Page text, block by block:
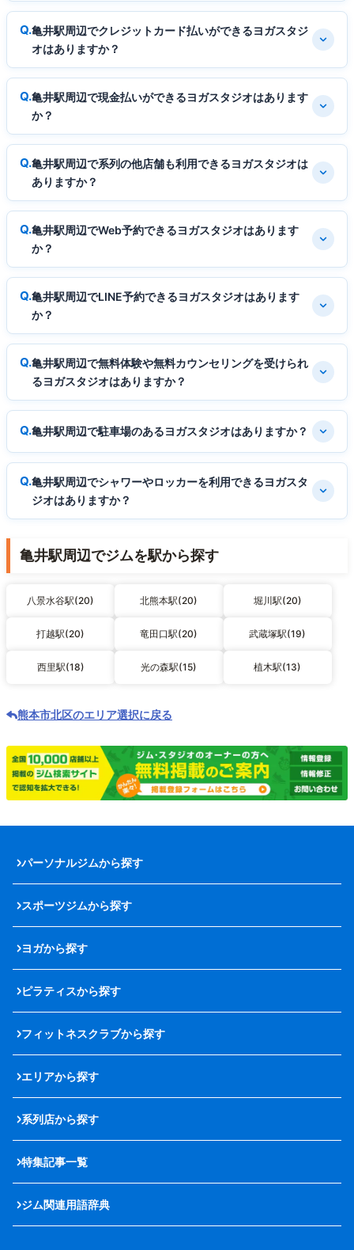
亀井駅周辺でクレジットカード払いができるヨガスタジ
オはありますか？
亀井駅周辺で現金払いができるヨガスタジオはあります
か？
亀井駅周辺で系列の他店舗も利用できるヨガスタジオは
ありますか？
亀井駅周辺でWeb予約できるヨガスタジオはあります
か？
亀井駅周辺でLINE予約できるヨガスタジオはあります
か？
亀井駅周辺で無料体験や無料カウンセリングを受けられ
るヨガスタジオはありますか？
亀井駅周辺で駐車場のあるヨガスタジオはありますか？
亀井駅周辺でシャワーやロッカーを利用できるヨガスタ
ジオはありますか？
亀井駅周辺でジムを駅から探す
八景水谷駅(20) 北熊本駅(20) 堀川駅(20)
打越駅(20) 竜田口駅(20) 武蔵塚駅(19)
西里駅(18) 光の森駅(15) 植木駅(13)
熊本市北区のエリア選択に戻る
パーソナルジムから探す
スポーツジムから探す
ヨガから探す
ピラティスから探す
フィットネスクラブから探す
エリアから探す
系列店から探す
特集記事一覧
ジム関連用語辞典